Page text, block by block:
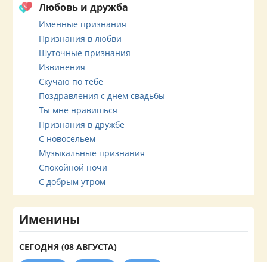
Любовь и дружба
Именные признания
Признания в любви
Шуточные признания
Извинения
Скучаю по тебе
Поздравления с днем свадьбы
Ты мне нравишься
Признания в дружбе
С новосельем
Музыкальные признания
Спокойной ночи
С добрым утром
Именины
СЕГОДНЯ (08 АВГУСТА)